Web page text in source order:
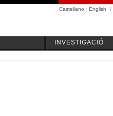
Castellano · English I
INVESTIGACIÓ